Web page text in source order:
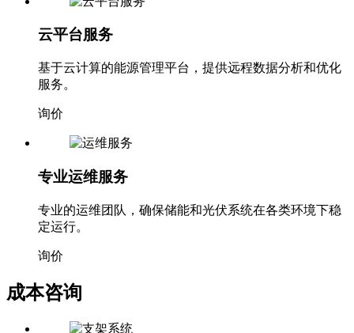
云平台服务
基于云计算的能源管理平台，提供远程数据分析和优化
服务。
询价
专业运维服务
专业的运维团队，确保储能和光伏系统在各类环境下稳
定运行。
询价
成本咨询